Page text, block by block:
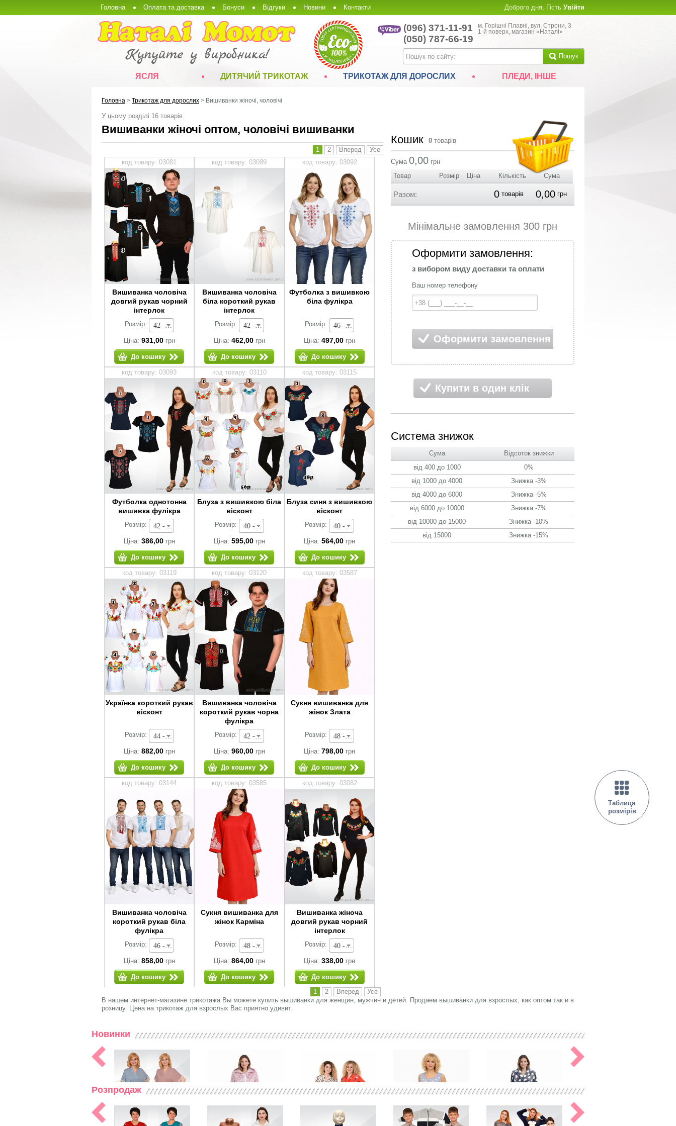
Головна Оплата та доставка Бонуси Відгуки Новини Контакти Доброго дня, Гість Увійти
(096) 371-11-91
(050) 787-66-19
м. Горішні Плавні, вул. Строни, 3
1-й поверх, магазин «Наталі»
Пошук
ЯСЛЯ ДИТЯЧИЙ ТРИКОТАЖ ТРИКОТАЖ ДЛЯ ДОРОСЛИХ ПЛЕДИ, ІНШЕ
Головна > Трикотаж для дорослих > Вишиванки жіночі, чоловічі
У цьому розділі 16 товарів
Вишиванки жіночі оптом, чоловічі вишиванки
1 2 Вперед
Усе
код товару: 03081
Вишиванка чоловіча
довгий рукав чорний
інтерлок
Розмір:
42 - 931,00 грн
Ціна: 931,00грн
До кошику
код товару: 03089
Вишиванка чоловіча
біла короткий рукав
інтерлок
Розмір:
42 - 462,00 грн
Ціна: 462,00грн
До кошику
код товару: 03092
Футболка з вишивкою
біла фулікра
Розмір:
46 - 497,00 грн
Ціна:497,00 грн
До кошику
код товару: 03093
Футболка однотонна
вишивка фулікра
Розмір:
42 - 386,00 грн
Ціна: 386,00грн
До кошику
код товару: 03110
Блуза з вишивкою біла
вісконт
Розмір:
40 - 595,00 грн
Ціна: 595,00грн
До кошику
код товару: 03115
Блуза синя з вишивкою
вісконт
Розмір:
40 - 564,00 грн
Ціна:564,00 грн
До кошику
код товару: 03119
Українка короткий рукав
вісконт
Розмір:
44 - 882,00 грн
Ціна: 882,00грн
До кошику
код товару: 03120
Вишиванка чоловіча
короткий рукав чорна
фулікра
Розмір:
42 - 960,00 грн
Ціна: 960,00грн
До кошику
код товару: 03587
Сукня вишиванка для
жінок Злата
Розмір:
48 - 798,00 грн
Ціна:798,00 грн
До кошику
код товару: 03144
Вишиванка чоловіча
короткий рукав біла
фулікра
Розмір:
46 - 858,00 грн
Ціна: 858,00грн
До кошику
код товару: 03585
Сукня вишиванка для
жінок Карміна
Розмір:
48 - 864,00 грн
Ціна: 864,00грн
До кошику
код товару: 03082
Вишиванка жіноча
довгий рукав чорний
інтерлок
Розмір:
40 - 338,00 грн
Ціна:338,00 грн
До кошику
1
2 Вперед Усе
Кошик 0 товарів
Сума 0,00 грн
Товар
Розмір Ціна Кількість Сума
Разом: 0 товарів 0,00 грн
Мінімальне замовлення 300 грн
Оформити замовлення:
з вибором виду доставки та оплати
Ваш номер телефону
Оформити замовлення
Купити в один клік
Система знижок
Сума
Відсоток знижки
від 400 до 1000
0%
від 1000 до 4000
Знижка -3%
від 4000 до 6000
Знижка -5%
від 6000 до 10000
Знижка -7%
від 10000 до 15000
Знижка -10%
від 15000
Знижка -15%
Таблиця
розмірів
В нашем интернет-магазине трикотажа Вы можете купить вышиванки для женщин, мужчин и детей. Продаем вышиванки для взрослых, как оптом так и в
розницу. Цена на трикотаж для взрослых Вас приятно удивит.
Новинки
Розпродаж